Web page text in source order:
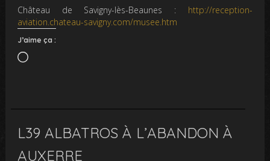
Château de Savigny-lès-Beaunes : http://reception-
aviation.chateau-savigny.com/musee.htm
J’aime ça :
Chargement…
L39 ALBATROS À L’ABANDON À
AUXERRE